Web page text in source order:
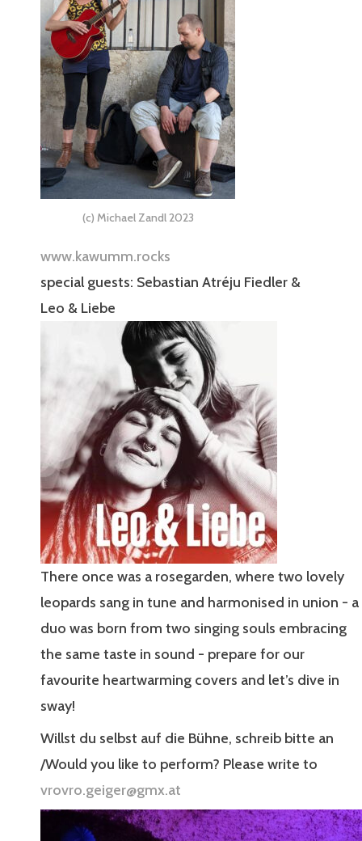
(c) Michael Zandl 2023
www.kawumm.rocks
special guests: Sebastian Atréju Fiedler &
Leo & Liebe
There once was a rosegarden, where two lovely
leopards sang in tune and harmonised in union - a
duo was born from two singing souls embracing
the same taste in sound - prepare for our
favourite heartwarming covers and let’s dive in
sway!
Willst du selbst auf die Bühne, schreib bitte an
/Would you like to perform? Please write to
vrovro.geiger@gmx.at